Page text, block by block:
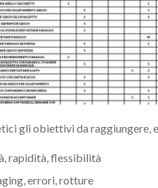
gli obiettivi da raggiungere,
rapidità, flessibilità
errori, rotture